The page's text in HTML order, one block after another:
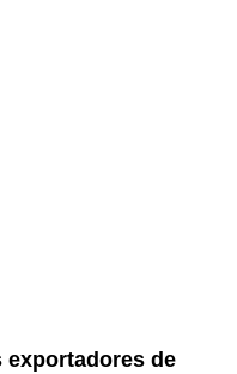
exportadores de